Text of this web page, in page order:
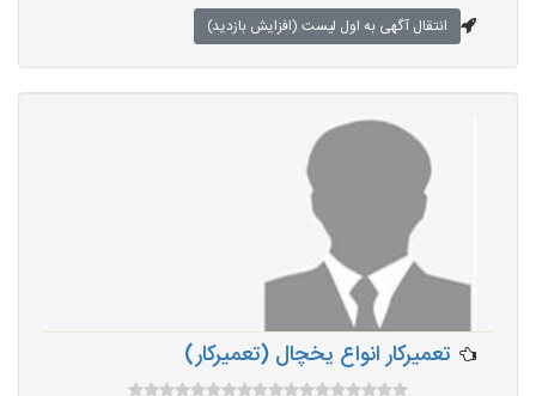
انتقال آگهی به اول لیست (افزایش بازدید)
تعمیرکار انواع یخچال (تعمیرکار)